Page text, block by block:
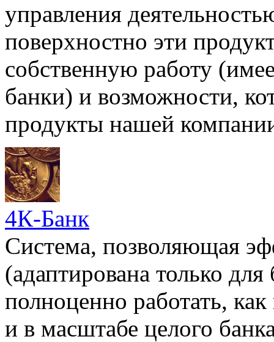
управления
поверхностно эти
собственную работу
банки) и возможности,
продукты нашей
4К-Банк
Cистема, позволяющая
(адаптирована только
полноценно работать,
и в масштабе целого